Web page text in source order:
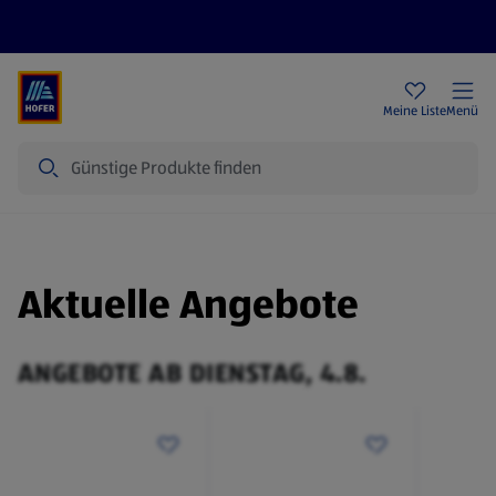
Meine ListeMenü
Aktuelle Angebote
ANGEBOTE AB DIENSTAG, 4.8.